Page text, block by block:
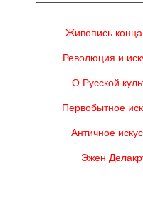
Живопись
Революция и
О Русской
Первобытное
Античное
Эжен